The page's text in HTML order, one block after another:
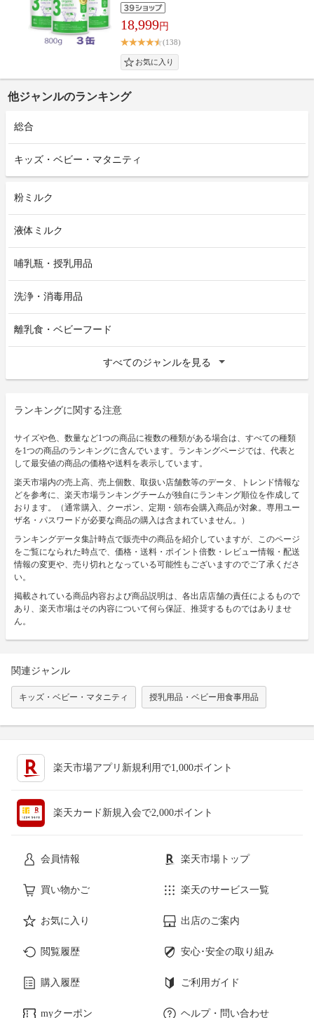
18,999円
(138)
他ジャンルのランキング
総合
キッズ・ベビー・マタニティ
粉ミルク
液体ミルク
哺乳瓶・授乳用品
洗浄・消毒用品
離乳食・ベビーフード
すべてのジャンルを見る
ランキングに関する注意
サイズや色、数量など1つの商品に複数の種類がある場合は、すべての種類
を1つの商品のランキングに含んでいます。ランキングページでは、代表と
して最安値の商品の価格や送料を表示しています。
楽天市場内の売上高、売上個数、取扱い店舗数等のデータ、トレンド情報な
どを参考に、楽天市場ランキングチームが独自にランキング順位を作成して
おります。（通常購入、クーポン、定期・頒布会購入商品が対象。専用ユー
ザ名・パスワードが必要な商品の購入は含まれていません。）
ランキングデータ集計時点で販売中の商品を紹介していますが、このページ
をご覧になられた時点で、価格・送料・ポイント倍数・レビュー情報・配送
情報の変更や、売り切れとなっている可能性もございますのでご了承くださ
い。
掲載されている商品内容および商品説明は、各出店店舗の責任によるもので
あり、楽天市場はその内容について何ら保証、推奨するものではありませ
ん。
関連ジャンル
キッズ・ベビー・マタニティ 授乳用品・ベビー用食事用品
楽天市場アプリ新規利用で1,000ポイント
楽天カード新規入会で2,000ポイント
会員情報 楽天市場トップ
買い物かご 楽天のサービス一覧
お気に入り 出店のご案内
閲覧履歴 安心･安全の取り組み
購入履歴 ご利用ガイド
myクーポン ヘルプ・問い合わせ